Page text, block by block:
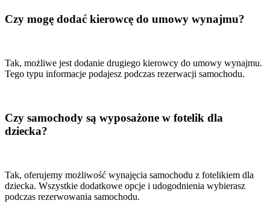
Czy mogę dodać kierowcę do umowy wynajmu?
Tak, możliwe jest dodanie drugiego kierowcy do umowy wynajmu.
Tego typu informacje podajesz podczas rezerwacji samochodu.
Czy samochody są wyposażone w fotelik dla
dziecka?
Tak, oferujemy możliwość wynajęcia samochodu z fotelikiem dla
dziecka. Wszystkie dodatkowe opcje i udogodnienia wybierasz
podczas rezerwowania samochodu.